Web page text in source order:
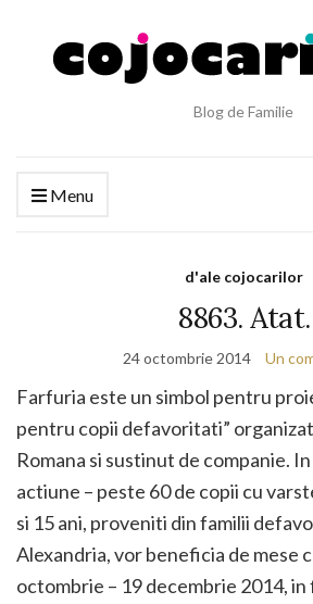
Blog de Familie
Menu
d'ale cojocarilor
8863. Atat.
24 octombrie 2014 Un
Farfuria este un simbol pentru
pentru copii defavoritati”
Romana si sustinut de companie.
actiune – peste 60 de copii cu
si 15 ani, proveniti din familii
Alexandria, vor beneficia de mese
octombrie – 19 decembrie 2014, in